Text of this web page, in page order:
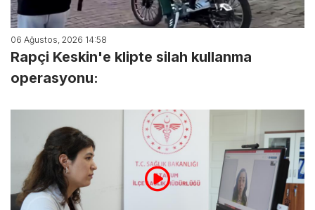
06 Ağustos, 2026 14:58
Rapçi Keskin'e klipte silah kullanma
operasyonu: